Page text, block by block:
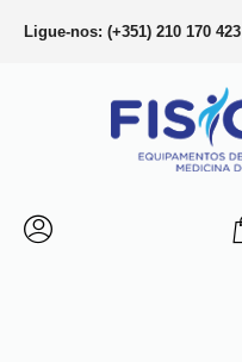
Ligue-nos: (+351) 210 170 423